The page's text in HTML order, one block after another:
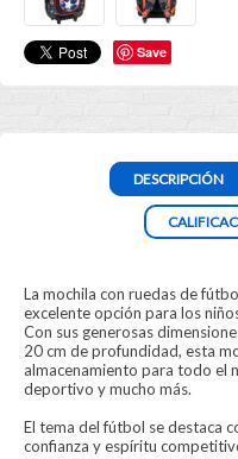
Save
DESCRIPCIÓN
La mochila con ruedas de
excelente opción para los
Con sus generosas
20 cm de profundidad, esta
almacenamiento para todo el
deportivo y mucho más.
El tema del fútbol se destaca
confianza y espíritu